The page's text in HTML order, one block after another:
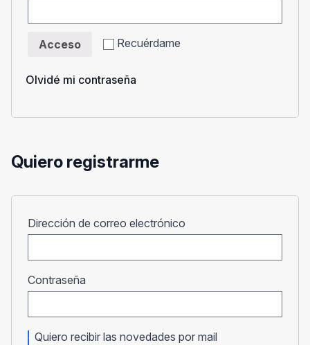
Recuérdame
Acceso
Olvidé mi contraseña
Quiero registrarme
Dirección de correo electrónico
Contraseña
Quiero recibir las novedades por mail